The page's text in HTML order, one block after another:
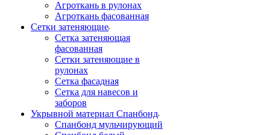
Агроткань в рулонах
Агроткань фасованная
Сетки затеняющие
Сетка затеняющая
фасованная
Сетки затеняющие в
рулонах
Сетка фасадная
Сетка для навесов и
заборов
Укрывной материал Спанбонд
Спанбонд мульчирующий